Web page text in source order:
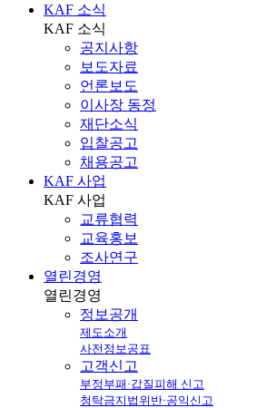
KAF 소식
KAF 소식
공지사항
보도자료
언론보도
이사장 동정
재단소식
입찰공고
채용공고
KAF 사업
KAF 사업
교류협력
교육홍보
조사연구
열린경영
열린경영
정보공개
제도소개
사전정보공표
고객신고
부정부패·갑질피해 신고
청탁금지법위반·공익신고